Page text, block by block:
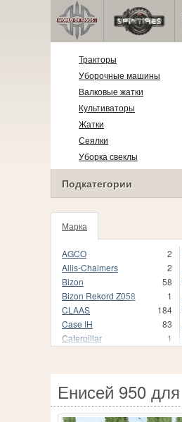
Тракторы
Уборочные машины
Валковые жатки
Культиваторы
Жатки
Сеялки
Уборка свеклы
Подкатегории
Марка
99
AGCO
2
Allis-Chalmers
2
Bizon
58
Bizon Rekord Z058
1
CLAAS
184
Case IH
83
Caterpillar
1
Енисей 950